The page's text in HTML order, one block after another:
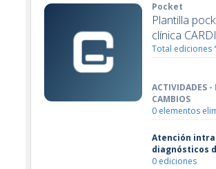
Pocket
Plantilla
clínica
Total ediciones
ACTIVIDADES -
CAMBIOS
0 elementos
Atención
diagnósticos
0 ediciones